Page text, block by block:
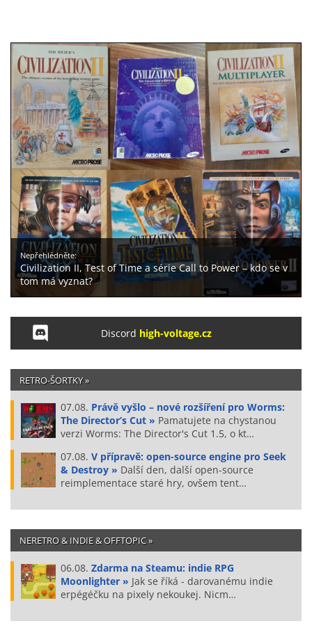
Nepřehlédněte:
Civilization II, Test of Time a série Call to Power – kdo se v
tom má vyznat?
Discord high-voltage.cz
RETRO-ŠORTKY »
07.08. Právě vyšlo – nové rozšíření pro Worms:
The Director’s Cut » Pamatujete na chystanou
verzi Worms: The Director's Cut 1.5, o kt…
07.08. V přípravě: open-source engine pro Seek
& Destroy » Další den, další open-source
reimplementace staré hry, ovšem tent…
NERETRO & INDIE & OFFTOPIC »
06.08. Zdarma na Steamu: indie RPG
Moonlighter » Jak se říká - darovanému indie
erpégéčku na pixely nekoukej. Nicm…